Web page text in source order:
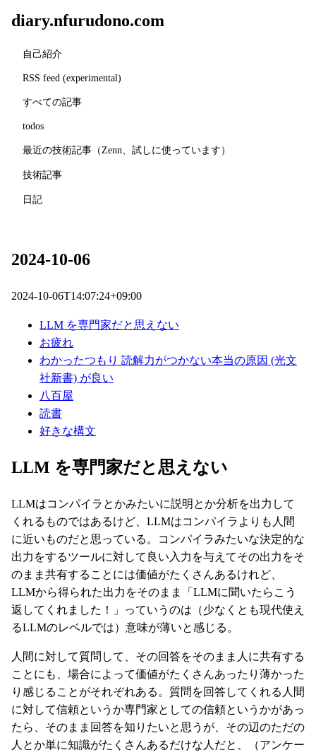
diary.nfurudono.com
自己紹介
RSS feed (experimental)
すべての記事
todos
最近の技術記事（Zenn、試しに使っています）
技術記事
日記
2024-10-06
2024-10-06T14:07:24+09:00
LLM を専門家だと思えない
お疲れ
わかったつもり 読解力がつかない本当の原因 (光文
社新書) が良い
八百屋
読書
好きな構文
LLM を専門家だと思えない
LLMはコンパイラとかみたいに説明とか分析を出力して
くれるものではあるけど、LLMはコンパイラよりも人間
に近いものだと思っている。コンパイラみたいな決定的な
出力をするツールに対して良い入力を与えてその出力をそ
のまま共有することには価値がたくさんあるけれど、
LLMから得られた出力をそのまま「LLMに聞いたらこう
返してくれました！」っていうのは（少なくとも現代使え
るLLMのレベルでは）意味が薄いと感じる。
人間に対して質問して、その回答をそのまま人に共有する
ことにも、場合によって価値がたくさんあったり薄かった
り感じることがそれぞれある。質問を回答してくれる人間
に対して信頼というか専門家としての信頼というかがあっ
たら、そのまま回答を知りたいと思うが、その辺のただの
人とか単に知識がたくさんあるだけな人だと、（アンケー